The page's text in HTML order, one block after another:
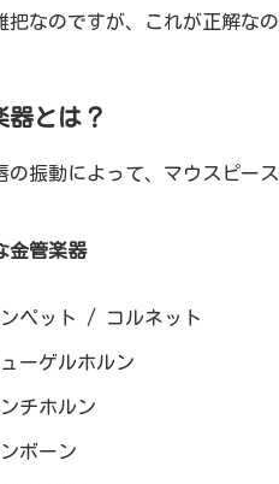
把なのですが、これが正解なの
器とは？
の振動によって、マウスピー
金管楽器
ンペット / コルネット
ーゲルホルン
チホルン
ンボーン